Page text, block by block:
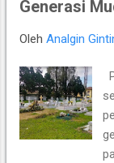
kekuatan berkat
berpotensi tinggi
Nayaka
diperkuat jajaran
Shafira Devi
Chelsea Monica
Generasi
Oleh Analgin